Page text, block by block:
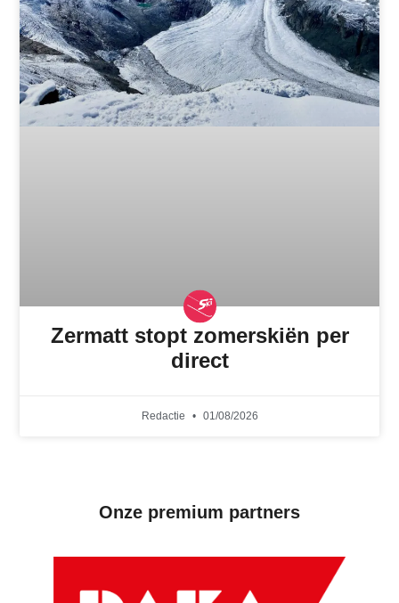
Zermatt stopt zomerskiën per
direct
Redactie 01/08/2026
Onze premium partners